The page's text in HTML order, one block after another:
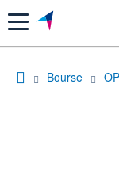
Menu
Bourse